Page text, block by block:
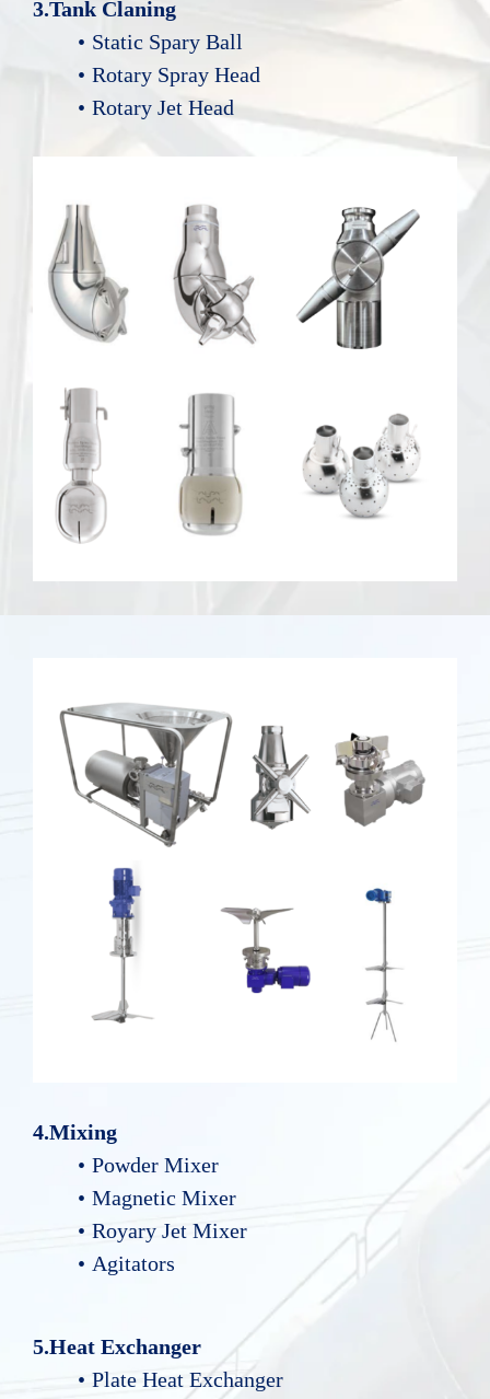
3.Tank Claning
Static Spary Ball
Rotary Spray Head
Rotary Jet Head
4.Mixing
Powder Mixer
Magnetic Mixer
Royary Jet Mixer
Agitators
5.Heat Exchanger
Plate Heat Exchanger